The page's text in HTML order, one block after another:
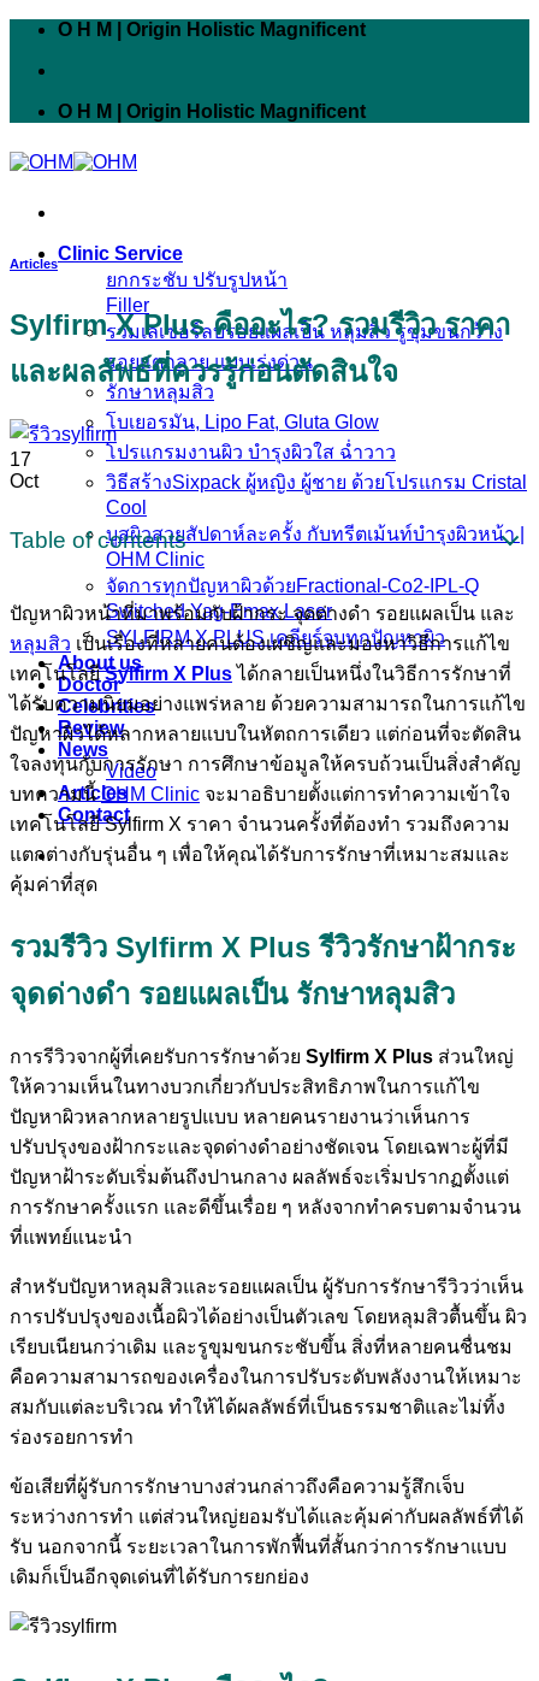
Skip
content
O H M | Origin Holistic Magnificent
O H M | Origin Holistic Magnificent
Clinic Service
ยกกระชับ ปรับรูปหน้า
Filler
รวมเลเซอร์ลบรอยแผลเป็น หลุมสิว รูขุมขนกว้าง
รอยแตกลาย แบบเร่งด่วน
รักษาหลุมสิว
โบเยอรมัน, Lipo Fat, Gluta Glow
โปรแกรมงานผิว บำรุงผิวใส ฉ่ำวาว
วิธีสร้างSixpack ผู้หญิง ผู้ชาย ด้วยโปรแกรม Cristal
Cool
บูสผิวสวยสัปดาห์ละครั้ง กับทรีตเม้นท์บำรุงผิวหน้า |
OHM Clinic
จัดการทุกปัญหาผิวด้วยFractional-Co2-IPL-Q
Switched Yag-Emax Laser
SYLFIRM X PLUS เคลียร์จบทุกปัญหาผิว
About us
Doctor
Celebrities
Review
News
Video
Articles
Contact
Articles
Sylfirm X Plus คืออะไร? รวมรีวิว ราคา
และผลลัพธ์ที่ควรรู้ก่อนตัดสินใจ
17
Oct
Table of contents
ปัญหาผิวหน้าที่มาพร้อมกับฝ้ากระ จุดด่างดำ รอยแผลเป็น และ
หลุมสิว เป็นเรื่องที่หลายคนต้องเผชิญและมองหาวิธีการแก้ไข
เทคโนโลยีSylfirm X Plusได้กลายเป็นหนึ่งในวิธีการรักษาที่
ได้รับความนิยมอย่างแพร่หลาย ด้วยความสามารถในการแก้ไข
ปัญหาผิวได้หลากหลายแบบในหัตถการเดียว แต่ก่อนที่จะตัดสิน
ใจลงทุนกับการรักษา การศึกษาข้อมูลให้ครบถ้วนเป็นสิ่งสำคัญ
บทความนี้OHM Clinic จะมาอธิบายตั้งแต่การทำความเข้าใจ
เทคโนโลยีSylfirm X ราคา จำนวนครั้งที่ต้องทำ รวมถึงความ
แตกต่างกับรุ่นอื่น ๆ เพื่อให้คุณได้รับการรักษาที่เหมาะสมและ
คุ้มค่าที่สุด
รวมรีวิว Sylfirm X Plus รีวิวรักษาฝ้ากระ
จุดด่างดำ รอยแผลเป็น รักษาหลุมสิว
การรีวิวจากผู้ที่เคยรับการรักษาด้วย Sylfirm X Plus ส่วนใหญ่
ให้ความเห็นในทางบวกเกี่ยวกับประสิทธิภาพในการแก้ไข
ปัญหาผิวหลากหลายรูปแบบ หลายคนรายงานว่าเห็นการ
ปรับปรุงของฝ้ากระและจุดด่างดำอย่างชัดเจน โดยเฉพาะผู้ที่มี
ปัญหาฝ้าระดับเริ่มต้นถึงปานกลาง ผลลัพธ์จะเริ่มปรากฏตั้งแต่
การรักษาครั้งแรก และดีขึ้นเรื่อย ๆ หลังจากทำครบตามจำนวน
ที่แพทย์แนะนำ
สำหรับปัญหาหลุมสิวและรอยแผลเป็น ผู้รับการรักษารีวิวว่าเห็น
การปรับปรุงของเนื้อผิวได้อย่างเป็นตัวเลข โดยหลุมสิวตื้นขึ้น ผิว
เรียบเนียนกว่าเดิม และรูขุมขนกระชับขึ้น สิ่งที่หลายคนชื่นชม
คือความสามารถของเครื่องในการปรับระดับพลังงานให้เหมาะ
สมกับแต่ละบริเวณ ทำให้ได้ผลลัพธ์ที่เป็นธรรมชาติและไม่ทิ้ง
ร่องรอยการทำ
ข้อเสียที่ผู้รับการรักษาบางส่วนกล่าวถึงคือความรู้สึกเจ็บ
ระหว่างการทำ แต่ส่วนใหญ่ยอมรับได้และคุ้มค่ากับผลลัพธ์ที่ได้
รับ นอกจากนี้ ระยะเวลาในการพักฟื้นที่สั้นกว่าการรักษาแบบ
เดิมก็เป็นอีกจุดเด่นที่ได้รับการยกย่อง